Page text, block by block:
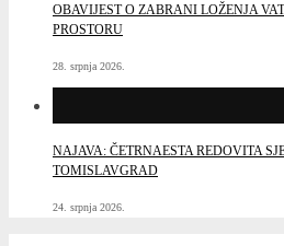
OBAVIJEST O ZABRANI LOŽENJA
PROSTORU
28. srpnja 2026.
NAJAVA: ČETRNAESTA REDOVITA
TOMISLAVGRAD
24. srpnja 2026.